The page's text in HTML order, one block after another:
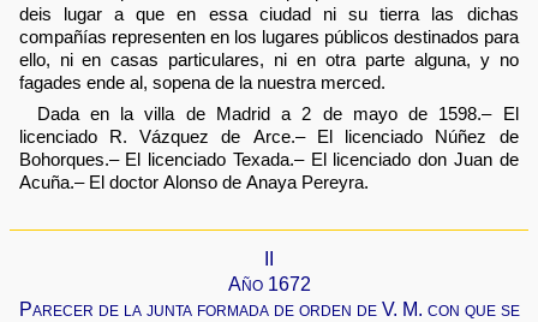
deis lugar a que en essa ciudad ni su tierra las dichas
compañías representen en los lugares públicos destinados para
ello, ni en casas particulares, ni en otra parte alguna, y no
fagades ende al, sopena de la nuestra merced.
Dada en la villa de Madrid a 2 de mayo de 1598.– El
licenciado R. Vázquez de Arce.– El licenciado Núñez de
Bohorques.– El licenciado Texada.– El licenciado don Juan de
Acuña.– El doctor Alonso de Anaya Pereyra.
II
Año 1672
Parecer de la junta formada de orden de V. M. con que se